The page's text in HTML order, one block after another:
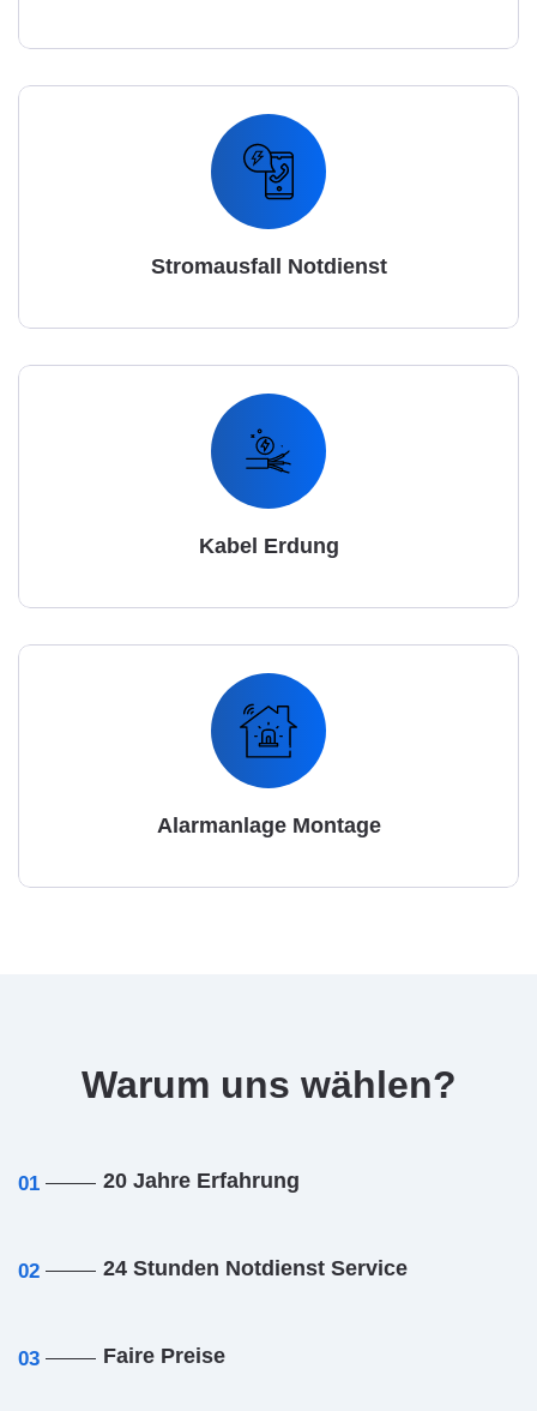
Stromausfall Notdienst
Kabel Erdung
Alarmanlage Montage
Warum uns wählen?
01 20 Jahre Erfahrung
02 24 Stunden Notdienst Service
03 Faire Preise